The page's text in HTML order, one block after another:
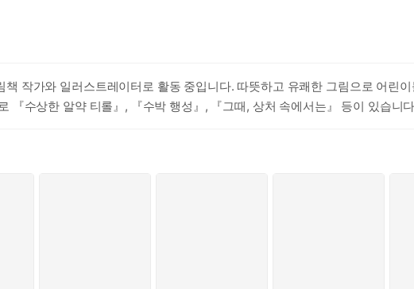
작가와 일러스트레이터로 활동 중입니다. 따뜻하고 유쾌한 그림으로 어린
『수상한 알약 티롤』, 『수박 행성』, 『그때, 상처 속에서는』 등이 있습니